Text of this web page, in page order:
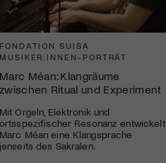
SUISA
PORTRÄT
Méan: Klangräume
Ritual und Experiment
Orgeln, Elektronik und
Resonanz entwickelt
Méan eine Klangsprache
des Sakralen.